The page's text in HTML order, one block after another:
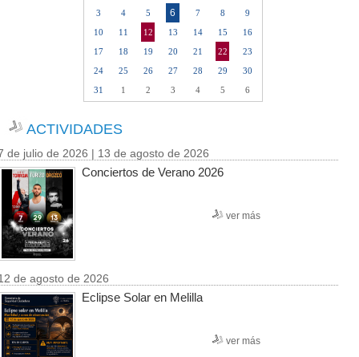
3
4 5 6 7 8
9
10
11 12 13 14 15
16
17
18 19 20 21 22
23
24
25 26 27 28 29
30
31
1 2 3 4 5 6
ACTIVIDADES
de julio de 2026 | 13 de agosto de 2026
Conciertos de Verano 2026
ver más
de agosto de 2026
Eclipse Solar en Melilla
ver más